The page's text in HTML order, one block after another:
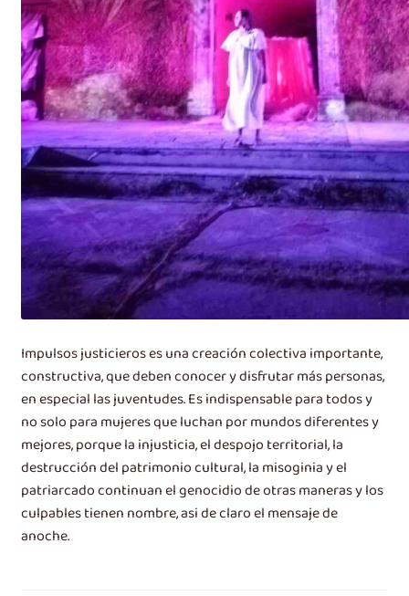
Impulsos justicieros es una creación colectiva importante,
constructiva, que deben conocer y disfrutar más personas,
en especial las juventudes. Es indispensable para todos y
no solo para mujeres que luchan por mundos diferentes y
mejores, porque la injusticia, el despojo territorial, la
destrucción del patrimonio cultural, la misoginia y el
patriarcado continuan el genocidio de otras maneras y los
culpables tienen nombre, asi de claro el mensaje de
anoche.